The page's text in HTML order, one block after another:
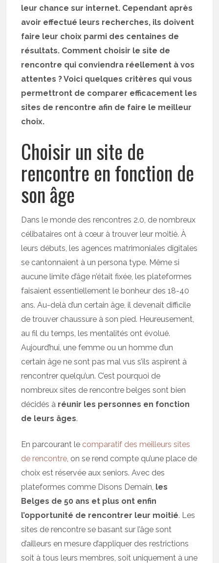
leur chance sur internet. Cependant après
avoir effectué leurs recherches, ils doivent
faire leur choix parmi des centaines de
résultats. Comment choisir le site de
rencontre qui conviendra réellement à vos
attentes ? Voici quelques critères qui vous
permettront de comparer efficacement les
sites de rencontre afin de faire le meilleur
choix.
Choisir un site de
rencontre en fonction de
son âge
Dans le monde des rencontres 2.0, de nombreux
célibataires ont à cœur à trouver leur moitié. À
leurs débuts, les agences matrimoniales digitales
se cantonnaient à un persona type. Même si
aucune limite d’âge n’était fixée, les plateformes
faisaient essentiellement le bonheur des 18-40
ans. Au-delà d’un certain âge, il devenait difficile
de trouver chaussure à son pied. Heureusement,
au fil du temps, les mentalités ont évolué.
Aujourd’hui, une femme ou un homme d’un
certain âge ne sont pas mal vus s’ils aspirent à
rencontrer quelqu’un. C’est pourquoi de
nombreux sites de rencontre belges sont bien
décidés à réunir les personnes en fonction
de leurs âges.
En parcourant le comparatif des meilleurs sites
de rencontre, on se rend compte qu’une place de
choix est réservée aux seniors. Avec des
plateformes comme Disons Demain, les
Belges de 50 ans et plus ont enfin
l’opportunité de rencontrer leur moitié. Les
sites de rencontre se basant sur l’âge sont
d’ailleurs en mesure d’appliquer des restrictions
soit à tous leurs membres, soit uniquement à une